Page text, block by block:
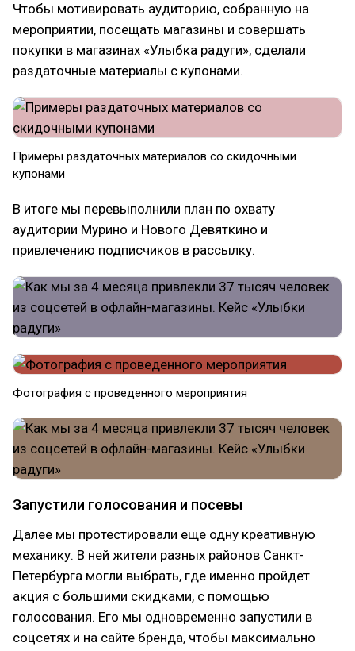
Чтобы мотивировать аудиторию, собранную на
мероприятии, посещать магазины и совершать
покупки в магазинах «Улыбка радуги», сделали
раздаточные материалы с купонами.
Примеры раздаточных материалов со скидочными
купонами
В итоге мы перевыполнили план по охвату
аудитории Мурино и Нового Девяткино и
привлечению подписчиков в рассылку.
Фотография с проведенного мероприятия
Запустили голосования и посевы
Далее мы протестировали еще одну креативную
механику. В ней жители разных районов Санкт-
Петербурга могли выбрать, где именно пройдет
акция с большими скидками, с помощью
голосования. Его мы одновременно запустили в
соцсетях и на сайте бренда, чтобы максимально